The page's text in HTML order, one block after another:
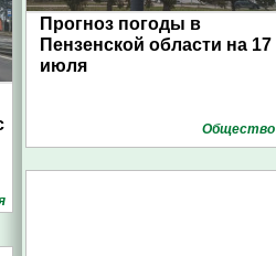
Прогноз погоды в
Пензенской области на 17
июля
Общество